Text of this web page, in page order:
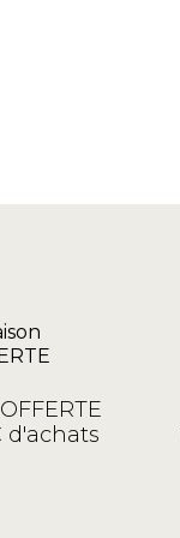
d'achats